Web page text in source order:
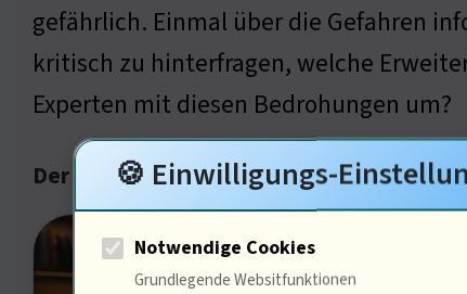
gefährlich. Einmal über die Gefahren
kritisch zu hinterfragen, welche
Experten mit diesen Bedrohungen um?
Der Stand der IT-Sicherheit in Bezug auf
🍪 Einwilligungs-
Notwendige Cookies
Grundlegende Websitfunktionen